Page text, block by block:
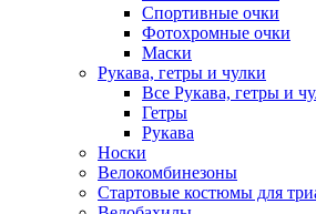
Спортивные очки
Фотохромные очки
Маски
Рукава, гетры и чулки
Все Рукава, гетры и
Гетры
Рукава
Носки
Велокомбинезоны
Стартовые костюмы для